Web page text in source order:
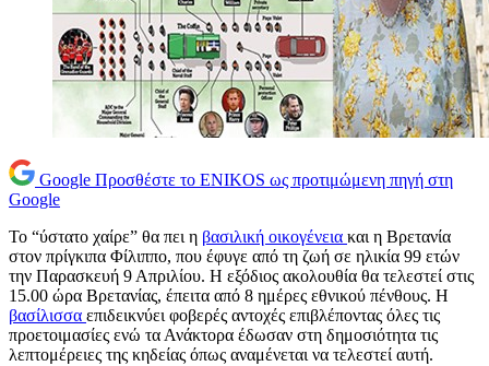
Google Προσθέστε το ENIKOS ως προτιμώμενη πηγή στη
Google
Το “ύστατο χαίρε” θα πει η βασιλική οικογένεια και η Βρετανία
στον πρίγκιπα Φίλιππο, που έφυγε από τη ζωή σε ηλικία 99 ετών
την Παρασκευή 9 Απριλίου. Η εξόδιος ακολουθία θα τελεστεί στις
15.00 ώρα Βρετανίας, έπειτα από 8 ημέρες εθνικού πένθους. Η
βασίλισσα επιδεικνύει φοβερές αντοχές επιβλέποντας όλες τις
προετοιμασίες ενώ τα Ανάκτορα έδωσαν στη δημοσιότητα τις
λεπτομέρειες της κηδείας όπως αναμένεται να τελεστεί αυτή.